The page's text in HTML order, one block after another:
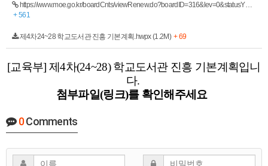
https://www.moe.go.kr/boardCnts/viewRenew.do?boardID=316&lev=0&statusY…
+ 561
제4차24~28 학교도서관 진흥 기본계획.hwpx (1.2M)+ 69
[교육부] 제4차(24~28) 학교도서관 진흥 기본계획입니
다.
첨부파일(링크)를 확인해주세요
0Comments